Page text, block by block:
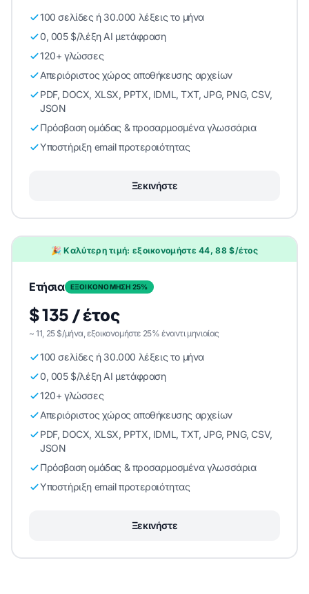
100 σελίδες ή 30.000 λέξεις το μήνα
0, 005 $/λέξη AI μετάφραση
120+ γλώσσες
Απεριόριστος χώρος αποθήκευσης αρχείων
PDF, DOCX, XLSX, PPTX, IDML, TXT, JPG, PNG, CSV,
JSON
Πρόσβαση ομάδας & προσαρμοσμένα γλωσσάρια
Υποστήριξη email προτεραιότητας
Ξεκινήστε
🎉 Καλύτερη τιμή: εξοικονομήστε 44, 88 $/έτος
Ετήσια ΕΞΟΙΚΟΝΟΜΗΣΗ 25%
$ 135 / έτος
~ 11, 25 $/μήνα, εξοικονομήστε 25% έναντι μηνιαίας
100 σελίδες ή 30.000 λέξεις το μήνα
0, 005 $/λέξη AI μετάφραση
120+ γλώσσες
Απεριόριστος χώρος αποθήκευσης αρχείων
PDF, DOCX, XLSX, PPTX, IDML, TXT, JPG, PNG, CSV,
JSON
Πρόσβαση ομάδας & προσαρμοσμένα γλωσσάρια
Υποστήριξη email προτεραιότητας
Ξεκινήστε